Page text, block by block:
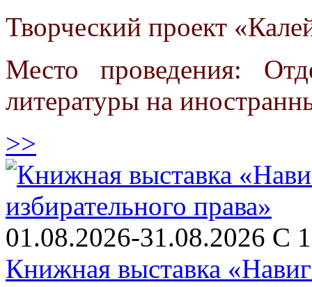
Творческий проект
Место проведения:
литературы на
>>
01.08.2026-31.08.2026 С
Книжная выставка